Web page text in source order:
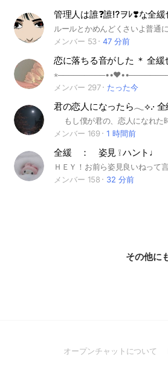
転スラ #第五人格 #FGO #よう
スタ #ブルアカ #女研 #スタレ
ムーン #ドクターストーン #見
0 #陰の実力者になりたくて ＃魔
虫ペダル #アオハコ #るろうに剣心 #銀魂 #犬夜叉 #カードキャプ
さくら #ぼっち・ざ・ろっく！
どマギ #まどかマギカ #宝石の
の祓魔師 #ダンダダン #マッシ
サブ #デスノート #ホリミヤ
管理人は誰❓誰⁉️ヲﾚ❣️な全緩
メンバー 53
47 分前
恋に落ちる音がした ＊ 全緩
メンバー 297
たった今
メンバー 169
1 時間前
全緩 ： 姿見 ❕ ハント♩
メンバー 158
32 分前
その他に
オープンチャットについて